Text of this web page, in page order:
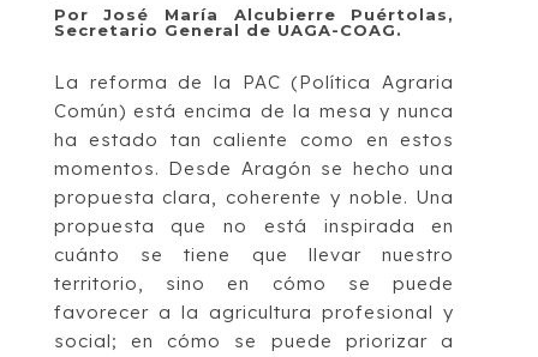
Por José María Alcubierre Puértolas,
Secretario General de UAGA-COAG.
La reforma de la PAC (Política Agraria
Común) está encima de la mesa y nunca
ha estado tan caliente como en estos
momentos. Desde Aragón se hecho una
propuesta clara, coherente y noble. Una
propuesta que no está inspirada en
cuánto se tiene que llevar nuestro
territorio, sino en cómo se puede
favorecer a la agricultura profesional y
social; en cómo se puede priorizar a